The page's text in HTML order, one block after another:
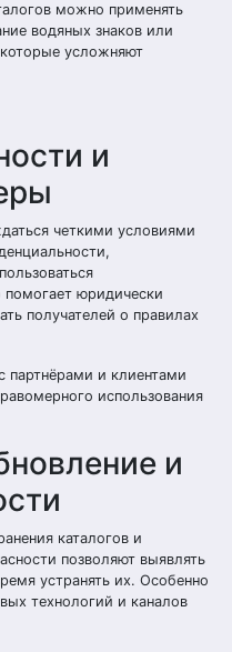
можно применять
водяных знаков или
усложняют
и
четкими условиями
юридически
получателей о правилах
партнёрами и клиентами
использования
и
каталогов и
позволяют выявлять
устранять их. Особенно
технологий и каналов